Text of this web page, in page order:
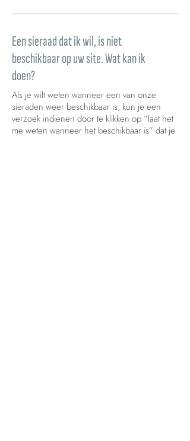
Een sieraad dat ik wil, is niet
beschikbaar op uw site. Wat kan ik
doen?
Als je wilt weten wanneer een van onze
sieraden weer beschikbaar is, kun je een
verzoek indienen door te klikken op “laat het
me weten wanneer het beschikbaar is” dat je